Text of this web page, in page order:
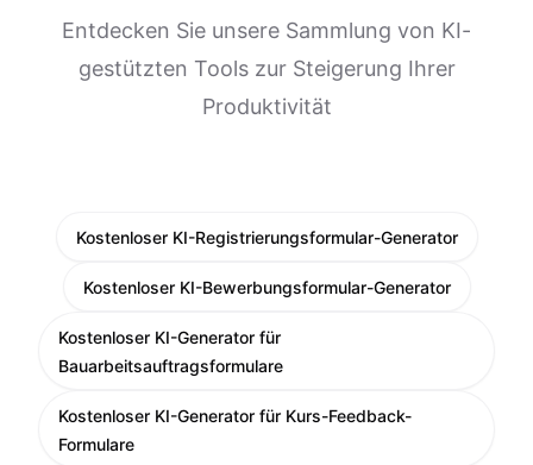
Entdecken Sie unsere Sammlung von KI-
gestützten Tools zur Steigerung Ihrer
Produktivität
Kostenloser KI-Registrierungsformular-Generator
Kostenloser KI-Bewerbungsformular-Generator
Kostenloser KI-Generator für
Bauarbeitsauftragsformulare
Kostenloser KI-Generator für Kurs-Feedback-
Formulare